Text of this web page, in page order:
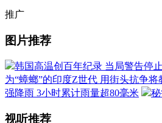
推广
图片推荐
韩国高温创百年纪录 当局警告停
为“蟑螂”的印度Z世代 用街头抗争将
强降雨 3小时累计雨量超80毫米
视听推荐